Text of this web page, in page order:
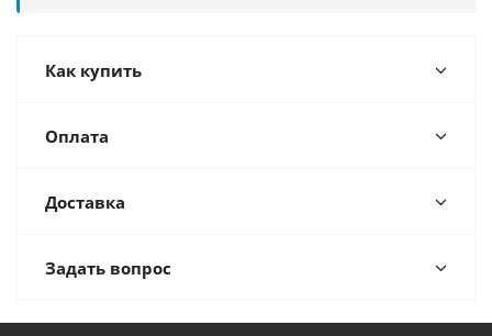
Как купить
Оплата
Доставка
Задать вопрос